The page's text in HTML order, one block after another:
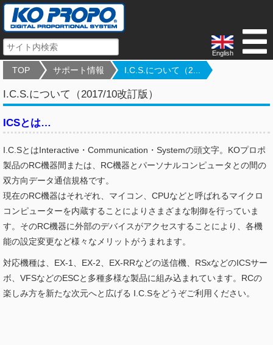
English
TOP サポート情報 I.C.S.について（2...
I.C.S.について（2017/10改訂版）
ICSとは…
I.C.SとはInteractive・Communication・Systemの頭文字。KOプロポ
製品のRC機器間または、RC機器とパーソナルコンピュータとの間の
双方向データ通信規格です。
現在のRC機器はそれぞれ、マイコン、CPUなどと呼ばれるマイクロ
コンピューターを内蔵することによりさまざまな制御を行っていま
す。そのRC機器に外部のデバイスがアクセスすることにより、各機
能の設定変更など様々なメリットがうまれます。
対応機種は、EX-1、EX-2、EX-RRなどの送信機、RSxなどのICSサー
ボ、VFSなどのESCと多種多様な製品に組み込まれています。RCの
楽しみ方を新たな次元へと広げる I.C.Sをどうぞご利用ください。